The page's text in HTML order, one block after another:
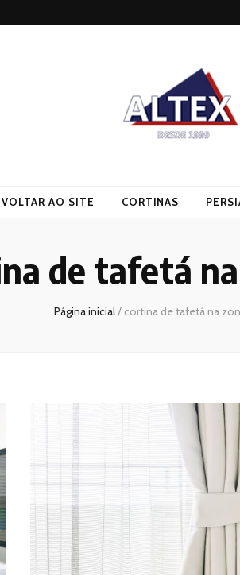
VOLTAR AO SITE CORTINAS
de tafetá na
Página inicial/ cortina de tafetá na